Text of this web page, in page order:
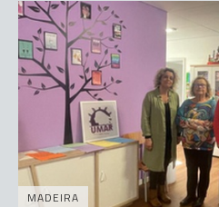
MADEIRA